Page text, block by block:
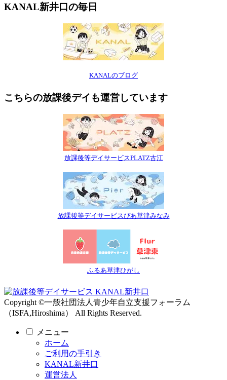
KANAL新井口の毎日
KANALのブログ
こちらの放課後デイも運営しています
放課後等デイサービスPLATZ古江
放課後等デイサービスぴあ草津みなみ
ふるあ草津ひがし
Copyright ©一般社団法人青少年自立支援フォーラム
（ISFA,Hiroshima） All Rights Reserved.
メニュー
ホーム
ご利用の手引き
KANAL新井口
運営法人